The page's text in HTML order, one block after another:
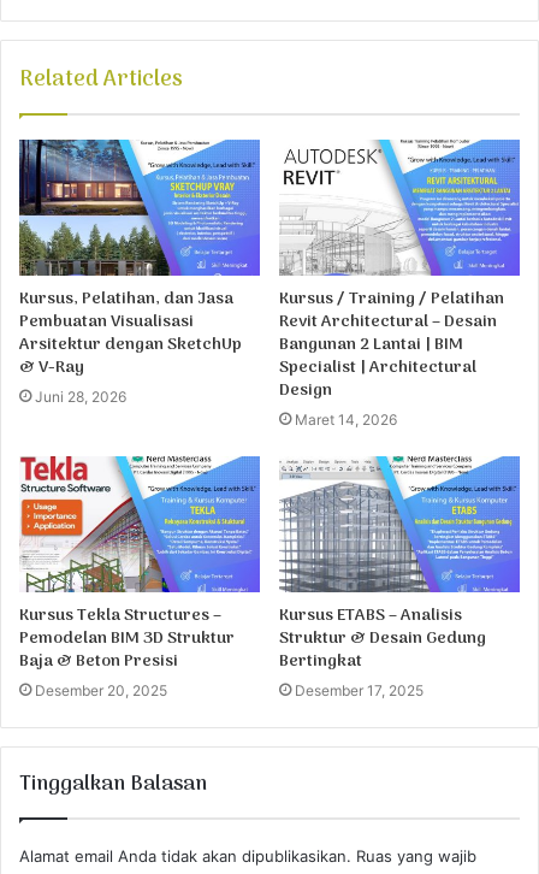
Related Articles
Kursus, Pelatihan, dan Jasa
Pembuatan Visualisasi
Arsitektur dengan SketchUp
& V-Ray
Juni 28, 2026
Kursus / Training / Pelatihan
Revit Architectural – Desain
Bangunan 2 Lantai | BIM
Specialist | Architectural
Design
Maret 14, 2026
Kursus Tekla Structures –
Pemodelan BIM 3D Struktur
Baja & Beton Presisi
Desember 20, 2025
Kursus ETABS – Analisis
Struktur & Desain Gedung
Bertingkat
Desember 17, 2025
Tinggalkan Balasan
Alamat email Anda tidak akan dipublikasikan. Ruas yang wajib